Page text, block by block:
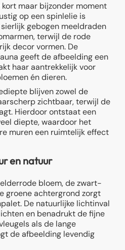
maar bijzonder moment
op een spinlelie is
gebogen meeldraden
terwijl de rode
decor vormen. De
geeft de afbeelding een
haar aantrekkelijk voor
én dieren.
blijven zowel de
zichtbaar, terwijl de
Hierdoor ontstaat een
diepte, waardoor het
muren een ruimtelijk effect
en natuur
bloem, de zwart-
groene achtergrond zorgt
De natuurlijke lichtinval
en benadrukt de fijne
als de lange
de afbeelding levendig